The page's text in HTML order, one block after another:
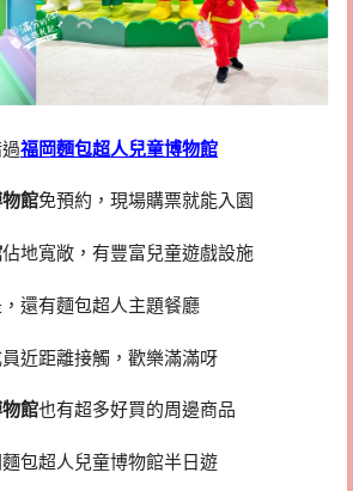
過福岡麵包超人兒童博物館
館免預約，現場購票就能入園
佔地寬敞，有豐富兒童遊戲設施
還有麵包超人主題餐廳
近距離接觸，歡樂滿滿呀
館也有超多好買的周邊商品
包超人兒童博物館半日遊